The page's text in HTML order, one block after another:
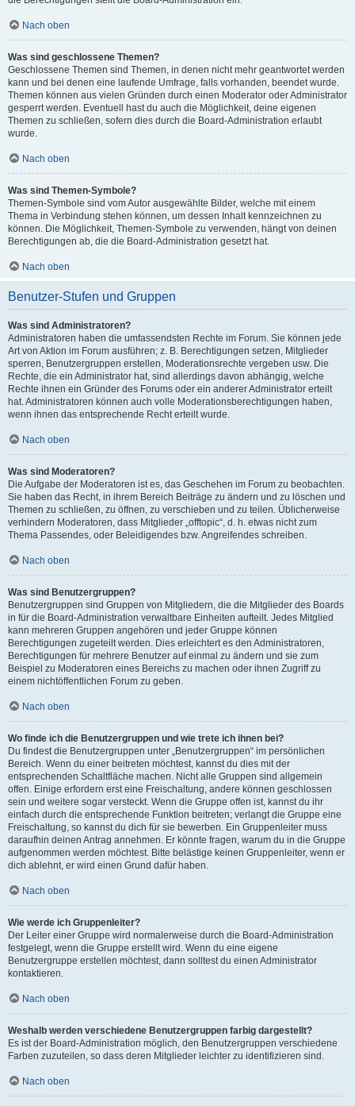
Nach oben
Was sind geschlossene Themen?
Geschlossene Themen sind Themen, in denen nicht mehr geantwortet werden
kann und bei denen eine laufende Umfrage, falls vorhanden, beendet wurde.
Themen können aus vielen Gründen durch einen Moderator oder Administrator
gesperrt werden. Eventuell hast du auch die Möglichkeit, deine eigenen
Themen zu schließen, sofern dies durch die Board-Administration erlaubt
wurde.
Nach oben
Was sind Themen-Symbole?
Themen-Symbole sind vom Autor ausgewählte Bilder, welche mit einem
Thema in Verbindung stehen können, um dessen Inhalt kennzeichnen zu
können. Die Möglichkeit, Themen-Symbole zu verwenden, hängt von deinen
Berechtigungen ab, die die Board-Administration gesetzt hat.
Nach oben
Benutzer-Stufen und Gruppen
Was sind Administratoren?
Administratoren haben die umfassendsten Rechte im Forum. Sie können jede
Art von Aktion im Forum ausführen; z. B. Berechtigungen setzen, Mitglieder
sperren, Benutzergruppen erstellen, Moderationsrechte vergeben usw. Die
Rechte, die ein Administrator hat, sind allerdings davon abhängig, welche
Rechte ihnen ein Gründer des Forums oder ein anderer Administrator erteilt
hat. Administratoren können auch volle Moderationsberechtigungen haben,
wenn ihnen das entsprechende Recht erteilt wurde.
Nach oben
Was sind Moderatoren?
Die Aufgabe der Moderatoren ist es, das Geschehen im Forum zu beobachten.
Sie haben das Recht, in ihrem Bereich Beiträge zu ändern und zu löschen und
Themen zu schließen, zu öffnen, zu verschieben und zu teilen. Üblicherweise
verhindern Moderatoren, dass Mitglieder „offtopic“, d. h. etwas nicht zum
Thema Passendes, oder Beleidigendes bzw. Angreifendes schreiben.
Nach oben
Was sind Benutzergruppen?
Benutzergruppen sind Gruppen von Mitgliedern, die die Mitglieder des Boards
in für die Board-Administration verwaltbare Einheiten aufteilt. Jedes Mitglied
kann mehreren Gruppen angehören und jeder Gruppe können
Berechtigungen zugeteilt werden. Dies erleichtert es den Administratoren,
Berechtigungen für mehrere Benutzer auf einmal zu ändern und sie zum
Beispiel zu Moderatoren eines Bereichs zu machen oder ihnen Zugriff zu
einem nichtöffentlichen Forum zu geben.
Nach oben
Wo finde ich die Benutzergruppen und wie trete ich ihnen bei?
Du findest die Benutzergruppen unter „Benutzergruppen“ im persönlichen
Bereich. Wenn du einer beitreten möchtest, kannst du dies mit der
entsprechenden Schaltfläche machen. Nicht alle Gruppen sind allgemein
offen. Einige erfordern erst eine Freischaltung, andere können geschlossen
sein und weitere sogar versteckt. Wenn die Gruppe offen ist, kannst du ihr
einfach durch die entsprechende Funktion beitreten; verlangt die Gruppe eine
Freischaltung, so kannst du dich für sie bewerben. Ein Gruppenleiter muss
daraufhin deinen Antrag annehmen. Er könnte fragen, warum du in die Gruppe
aufgenommen werden möchtest. Bitte belästige keinen Gruppenleiter, wenn er
dich ablehnt, er wird einen Grund dafür haben.
Nach oben
Wie werde ich Gruppenleiter?
Der Leiter einer Gruppe wird normalerweise durch die Board-Administration
festgelegt, wenn die Gruppe erstellt wird. Wenn du eine eigene
Benutzergruppe erstellen möchtest, dann solltest du einen Administrator
kontaktieren.
Nach oben
Weshalb werden verschiedene Benutzergruppen farbig dargestellt?
Es ist der Board-Administration möglich, den Benutzergruppen verschiedene
Farben zuzuteilen, so dass deren Mitglieder leichter zu identifizieren sind.
Nach oben